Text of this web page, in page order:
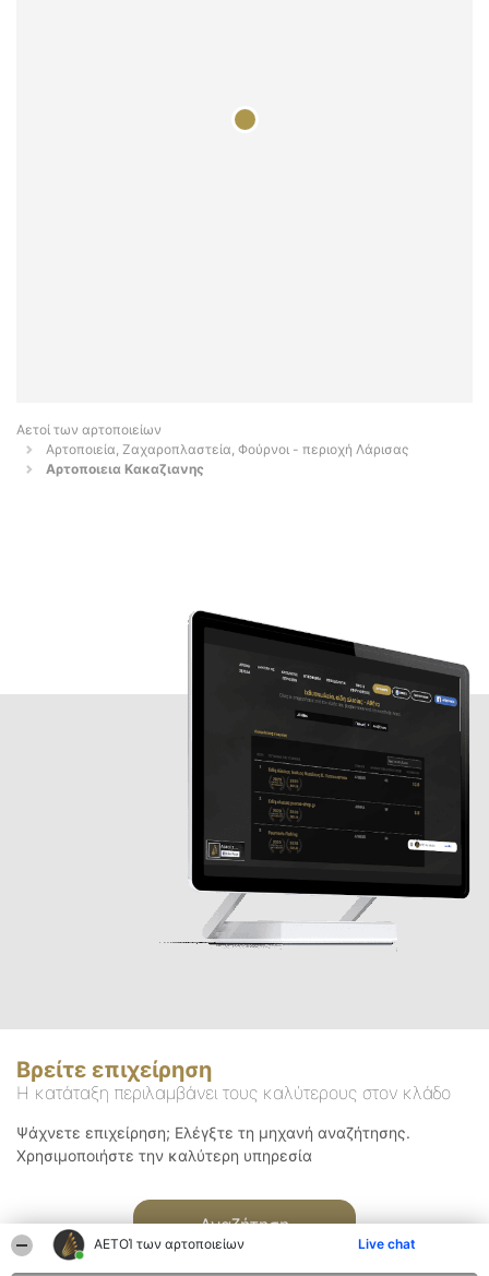
ΑΕΤΟΊ των αρτοποιείων Live chat
Αετοί των αρτοποιείων
Αρτοποιεία, Ζαχαροπλαστεία, Φούρνοι - περιοχή Λάρισας
Αρτοποιεια Κακαζιανης
Βρείτε επιχείρηση
Η κατάταξη περιλαμβάνει τους καλύτερους στον κλάδο
Ψάχνετε επιχείρηση; Ελέγξτε τη μηχανή αναζήτησης.
Χρησιμοποιήστε την καλύτερη υπηρεσία
Αναζήτηση